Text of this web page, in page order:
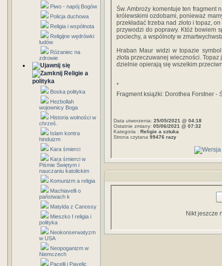
Piwo - napój Bogów
Policja duchowa
Religia i wspólnota
Religijne wędrówki
ludów
Różaniec na
zdrowie
Religie a
polityka
Boska polityka
Hezbollah
wojownicy Boga
Historia wolności w
chrześ.
Islam kontra
hinduizm
Kara śmierci
Kara śmierci w
Piśmie Świętym i
nauczaniu katolickim
Komunizm a religia
Machiavelli o
państwach k
Matylda z Canossy
Mieszko I religia i
polityka
Neokonserwatyzm
w USA
Neopoganizm w
Niemczech
Pacelli i Pavelic
Św. Ambroży komentuje ten fragment
królewskimi ozdobami, ponieważ
przekładać trzeba nad złoto i topaz,
przywodzi do poprawy. Któż bowiem
pociechy, a wspólnoty w
Hraban Maur widzi w topazie
złota przeczuwanej wieczności.
dzielnie opierają się wszelkim
*
Fragment książki: Dorothea Forstner -
Data utworzenia: 25/05/2021 @ 04:18
Ostatnie zmiany: 05/06/2021 @ 07:32
Kategoria : Religie a sztuka
Strona czytana 99476 razy
Nikt jeszcze